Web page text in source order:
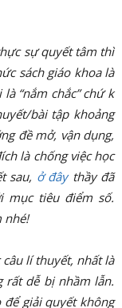
sự quyết tâm thì
sách giáo khoa là
“nắm chắc” chứ k
bài tập khoảng
đề mở, vận dụng,
là chống việc học
sau, ở đâythầy đã
mục tiêu điểm số.
nhé!
lí thuyết, nhất là
rất dễ bị nhầm lẫn.
để giải quyết không